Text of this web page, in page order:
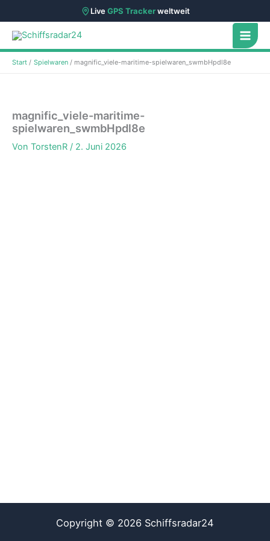
LiveGPS Trackerweltweit
Zum
Inhalt
springen
Start Spielwaren magnific_viele-maritime-spielwaren_swmbHpdl8e
magnific_viele-maritime-
spielwaren_swmbHpdl8e
Von TorstenR / 2. Juni 2026
Copyright © 2026 Schiffsradar24